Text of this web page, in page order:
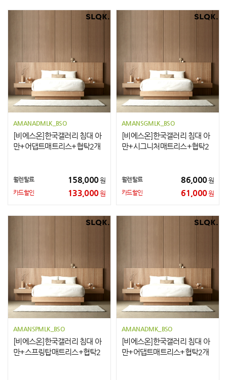
AMANADMLK_BSO
[비에스온]한국갤러리 침대 아
만+어댑트매트리스+협탁2개
월렌탈료 158,000원
카드할인 133,000원
AMANSGMLK_BSO
[비에스온]한국갤러리 침대 아
만+시그니처매트리스+협탁2
월렌탈료 86,000원
카드할인 61,000원
AMANSPMLK_BSO
[비에스온]한국갤러리 침대 아
만+스프링탑매트리스+협탁2
AMANADMK_BSO
[비에스온]한국갤러리 침대 아
만+어댑트매트리스+협탁2개